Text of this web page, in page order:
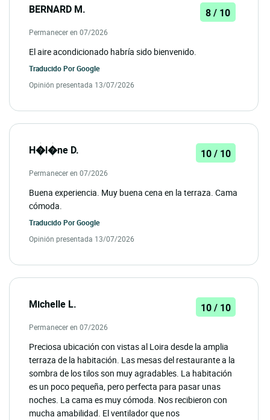
BERNARD M. 8 / 10
Permanecer en 07/2026
El aire acondicionado habría sido bienvenido.
Traducido PorGoogle
Opinión presentada 13/07/2026
H�l�ne D. 10 / 10
Permanecer en 07/2026
Buena experiencia. Muy buena cena en la terraza. Cama
cómoda.
Traducido PorGoogle
Opinión presentada 13/07/2026
Michelle L. 10 / 10
Permanecer en 07/2026
Preciosa ubicación con vistas al Loira desde la amplia
terraza de la habitación. Las mesas del restaurante a la
sombra de los tilos son muy agradables. La habitación
es un poco pequeña, pero perfecta para pasar unas
noches. La cama es muy cómoda. Nos recibieron con
mucha amabilidad. El ventilador que nos